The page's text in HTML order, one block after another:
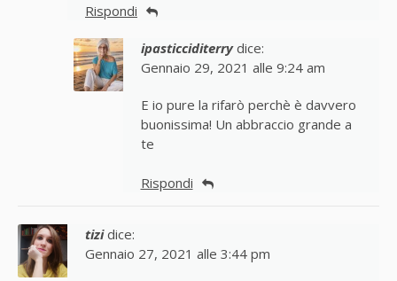
Rispondi
ipasticciditerry dice:
Gennaio 29, 2021 alle 9:24 am
E io pure la rifarò perchè è davvero
buonissima! Un abbraccio grande a
te
Rispondi
tizi dice:
Gennaio 27, 2021 alle 3:44 pm